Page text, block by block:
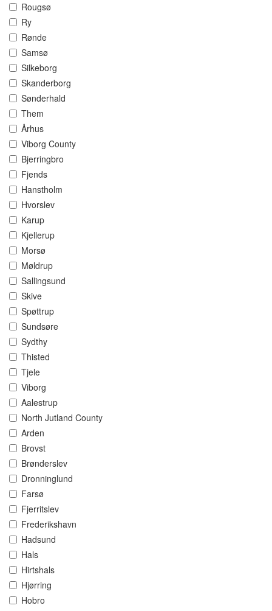
Rougsø
Ry
Rønde
Samsø
Silkeborg
Skanderborg
Sønderhald
Them
Århus
Viborg County
Bjerringbro
Fjends
Hanstholm
Hvorslev
Karup
Kjellerup
Morsø
Møldrup
Sallingsund
Skive
Spøttrup
Sundsøre
Sydthy
Thisted
Tjele
Viborg
Aalestrup
North Jutland County
Arden
Brovst
Brønderslev
Dronninglund
Farsø
Fjerritslev
Frederikshavn
Hadsund
Hals
Hirtshals
Hjørring
Hobro